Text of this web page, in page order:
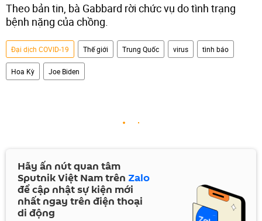
Theo bản tin, bà Gabbard rời chức vụ do tình trạng
bệnh nặng của chồng.
Đại dịch COVID-19 Thế giới Trung Quốc virus tình báo
Hoa Kỳ Joe Biden
Hãy ấn nút quan tâm
Sputnik Việt Nam trên Zalo
để cập nhật sự kiện mới
nhất ngay trên điện thoại
di động